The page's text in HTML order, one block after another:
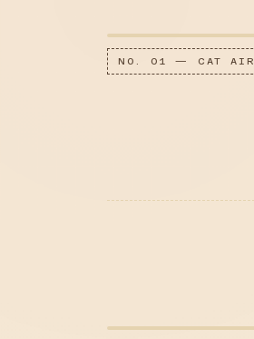
NO. 01 — CAT AIR